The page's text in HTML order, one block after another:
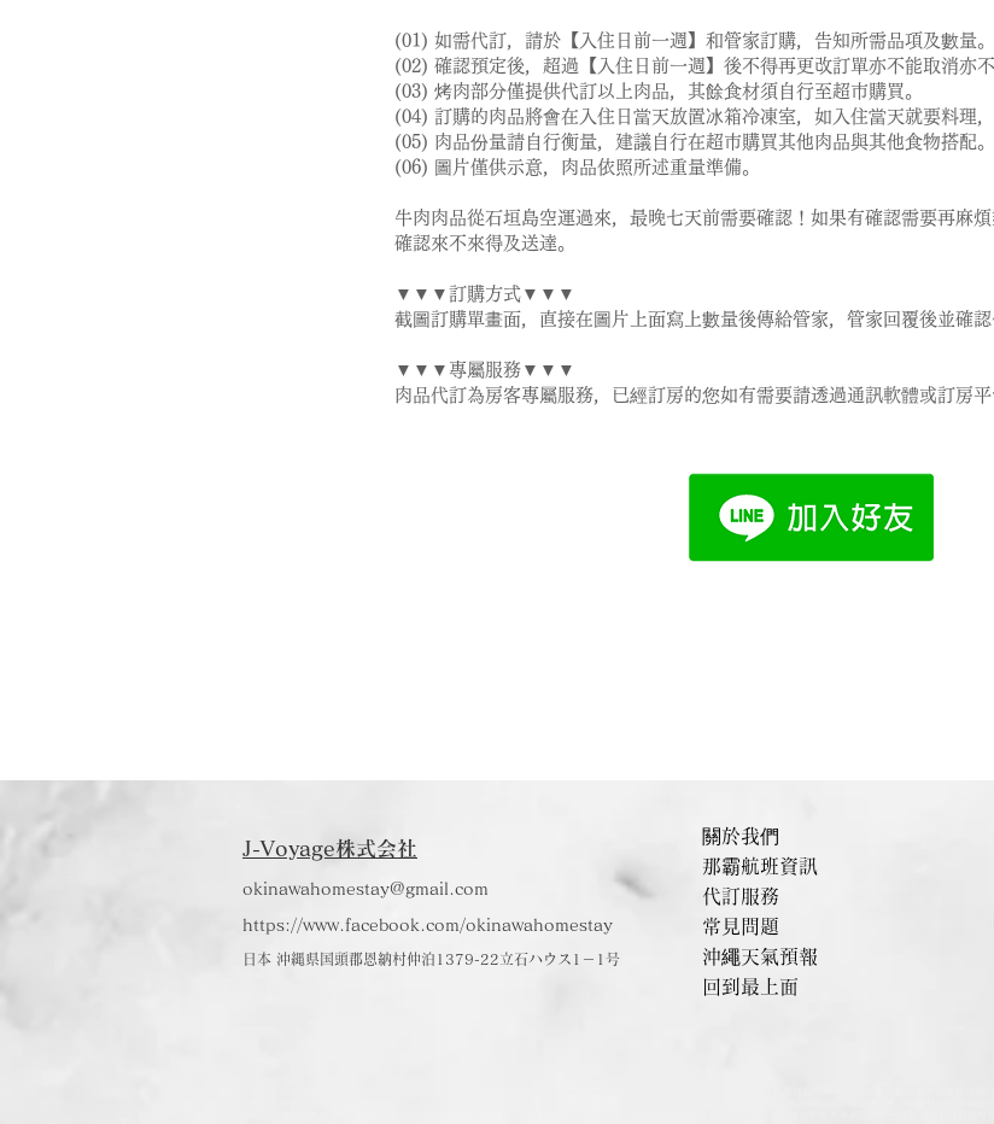
(01) 如需代訂，請於【入住日前一週】和管家訂購，告知所需品項及數量。
(02) 確認預定後，超過【入住日前一週】後不得再更改訂單亦不能取消亦不
(03) 烤肉部分僅提供代訂以上肉品，其餘食材須自行至超市購買。
(04) 訂購的肉品將會在入住日當天放置冰箱冷凍室，如入住當天就要料理
(05) 肉品份量請自行衡量，建議自行在超市購買其他肉品與其他食物搭配。
​(06) 圖片僅供示意，肉品依照所述重量準備。
牛肉肉品從石垣島空運過來，最晚七天前需要確認！如果有確認需要再麻
確認來不來得及送達。
▼▼▼訂購方式▼▼▼
截圖訂購單畫面，直接在圖片上面寫上數量後傳給管家，管家回覆後並確認
▼▼▼專屬服務▼▼▼
肉品代訂為房客專屬服務，已經訂房的您如有需要請透過通訊軟體或訂房平
J-Voyage株式会社
okinawahomestay@gmail.com
https://www.facebook.com/okinawahomestay
日本 沖縄県国頭郡恩納村仲泊1379-22立石ハウス1－1号
關於我們
那霸航班資訊
代訂服務
常見問題
沖繩天氣預報
回到最上面
沖繩包棟民宿,沖繩靠海民宿,ONNA OCEAN RESORT,恩納海之宿,恩納海の宿,Okinawa home stay,沖繩民宿,沖繩包棟,恩納住宿,沖繩團體旅行,沖繩自駕,沖繩景點,沖繩美食推薦,沖
親子友善住宿,沖繩海景房,綺麗な海Villa,綺麗之海,綺麗海villa,沖繩cozy house,恩納民泊,恩納cozy house,沖繩小團體包棟,沖繩家庭住宿,沖繩bnb,沖繩團體包棟,沖繩獨棟住宿,沖繩
推薦,沖繩民宿台灣人推薦,沖繩獨棟別墅,沖繩獨棟房屋,沖繩恩納住宿推薦,沖繩民宿包棟,沖繩自由行住宿推薦,沖繩在地包棟民宿,沖繩獨棟別墅親子,沖繩民宿熱門清單,恩納村渡假别